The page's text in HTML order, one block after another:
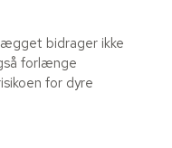
bidrager ikke
forlænge
for dyre